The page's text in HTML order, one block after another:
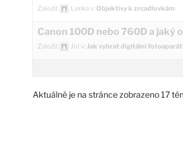
Založil: Lenka v:Objektivy k zrcadlovkám
Canon 100D nebo 760D a jaký
Založil: Jiri v:Jak vybrat digitální
Aktuálně je na stránce zobrazeno 17